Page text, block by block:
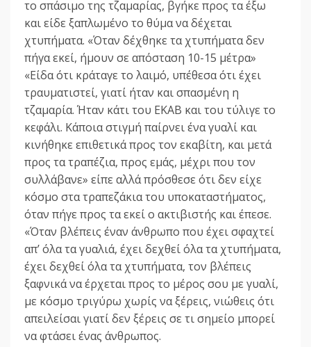
το σπάσιμο της τζαμαρίας, βγήκε προς τα έξω
και είδε ξαπλωμένο το θύμα να δέχεται
χτυπήματα. «Όταν δέχθηκε τα χτυπήματα δεν
πήγα εκεί, ήμουν σε απόσταση 10-15 μέτρα»
«Είδα ότι κράταγε το λαιμό, υπέθεσα ότι έχει
τραυματιστεί, γιατί ήταν και σπασμένη η
τζαμαρία. Ήταν κάτι του ΕΚΑΒ και του τύλιγε το
κεφάλι. Κάποια στιγμή παίρνει ένα γυαλί και
κινήθηκε επιθετικά προς τον εκαβίτη, και μετά
προς τα τραπέζια, προς εμάς, μέχρι που τον
συλλάβανε» είπε αλλά πρόσθεσε ότι δεν είχε
κόσμο στα τραπεζάκια του υποκαταστήματος,
όταν πήγε προς τα εκεί ο ακτιβιστής και έπεσε.
«Όταν βλέπεις έναν άνθρωπο που έχει σφαχτεί
απ’ όλα τα γυαλιά, έχει δεχθεί όλα τα χτυπήματα,
έχει δεχθεί όλα τα χτυπήματα, τον βλέπεις
ξαφνικά να έρχεται προς το μέρος σου με γυαλί,
με κόσμο τριγύρω χωρίς να ξέρεις, νιώθεις ότι
απειλείσαι γιατί δεν ξέρεις σε τι σημείο μπορεί
να φτάσει ένας άνθρωπος.